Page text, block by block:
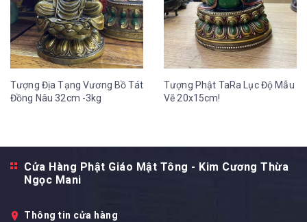
Tượng Địa Tạng Vương Bồ Tát
Đồng Nâu 32cm -3kg
Tượng Phật TaRa Lục Độ Mẫu
Vẽ 20x15cm!
Cửa Hàng Phật Giáo Mật Tông - Kim Cương Thừa
Ngọc Mani
Thông tin cửa hàng